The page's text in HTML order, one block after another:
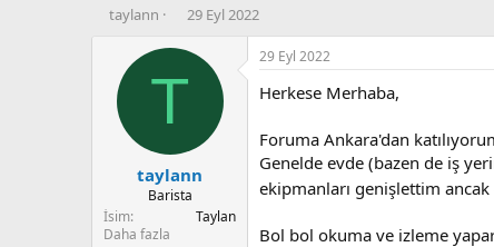
K
a
t
taylann
B
ş
ı
ç
t
29 Eyl 2022
T
taylann
Barista
İsim
Taylan
Daha fazla
29 Eyl 2022
Herkese Merhaba,
Foruma Ankara'dan
Genelde evde (bazen de iş
ekipmanları genişlettim
Bol bol okuma ve izleme